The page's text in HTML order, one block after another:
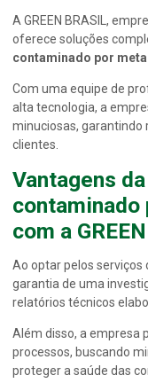
A GREEN BRASIL,
oferece soluções
contaminado por
Com uma equipe de
alta tecnologia, a
minuciosas, garantindo
clientes.
Vantagens da
contaminado
com a
Ao optar pelos serviços
garantia de uma
relatórios técnicos
Além disso, a empresa
processos, buscando
proteger a saúde das